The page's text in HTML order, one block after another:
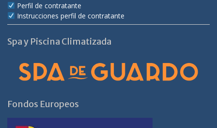
Perfil de contratante
Instrucciones perfil de contratante
Spa y Piscina Climatizada
Fondos Europeos